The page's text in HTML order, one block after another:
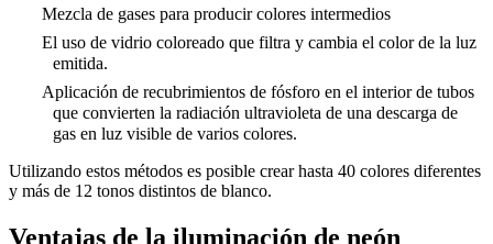
Mezcla de gases para producir colores intermedios
El uso de vidrio coloreado que filtra y cambia el color de la luz
emitida.
Aplicación de recubrimientos de fósforo en el interior de tubos
que convierten la radiación ultravioleta de una descarga de
gas en luz visible de varios colores.
Utilizando estos métodos es posible crear hasta 40 colores diferentes
y más de 12 tonos distintos de blanco.
Ventajas de la iluminación de neón